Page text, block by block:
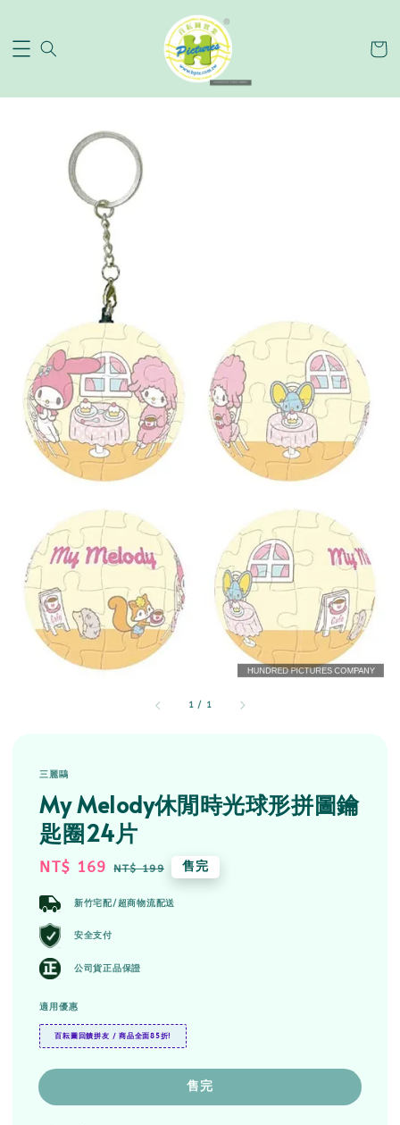
1 / 1
三麗鷗
My Melody休閒時光球形拼圖鑰
匙圈24片
Sale
NT$ 169 Regular
NT$ 199 售完
新竹宅配/超商物流配送
安全支付
公司貨正品保證
適用優惠
百耘圖回饋拼友 / 商品全面85折!
售完